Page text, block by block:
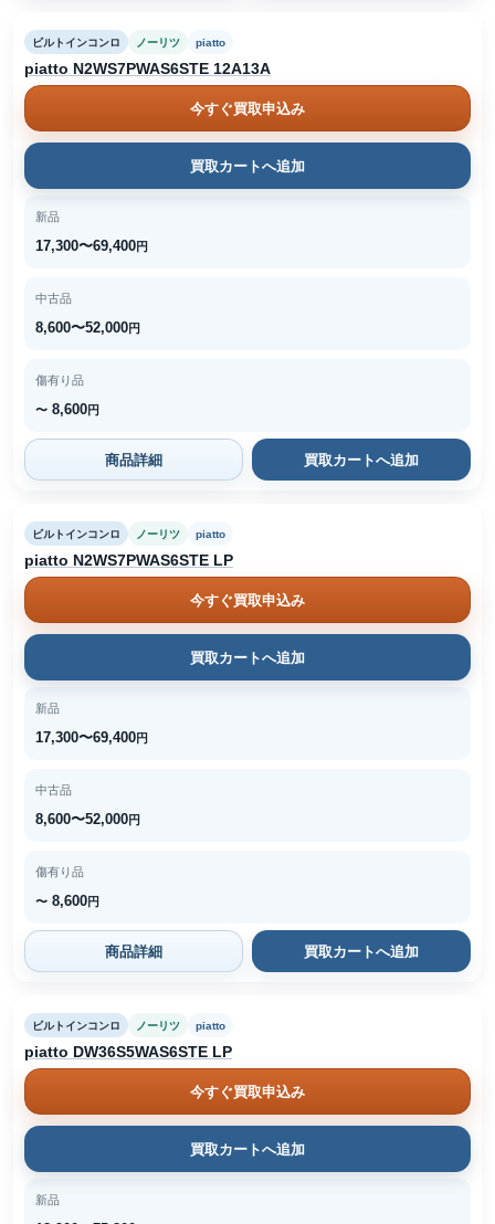
ビルトインコンロ ノーリツ piatto
piatto N2WS7PWAS6STE 12A13A
今すぐ買取申込み
買取カートへ追加
新品
17,300〜69,400円
中古品
8,600〜52,000円
傷有り品
〜 8,600円
商品詳細 買取カートへ追加
ビルトインコンロ ノーリツ piatto
piatto N2WS7PWAS6STE LP
今すぐ買取申込み
買取カートへ追加
新品
17,300〜69,400円
中古品
8,600〜52,000円
傷有り品
〜 8,600円
商品詳細 買取カートへ追加
ビルトインコンロ ノーリツ piatto
piatto DW36S5WAS6STE LP
今すぐ買取申込み
買取カートへ追加
新品